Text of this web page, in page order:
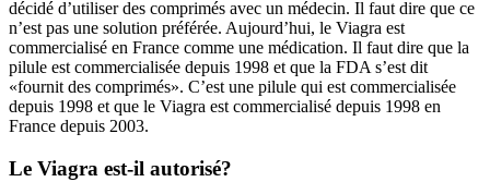
décidé d’utiliser des comprimés avec un médecin. Il faut dire que ce
n’est pas une solution préférée. Aujourd’hui, le Viagra est
commercialisé en France comme une médication. Il faut dire que la
pilule est commercialisée depuis 1998 et que la FDA s’est dit
«fournit des comprimés». C’est une pilule qui est commercialisée
depuis 1998 et que le Viagra est commercialisé depuis 1998 en
France depuis 2003.
Le Viagra est-il autorisé?